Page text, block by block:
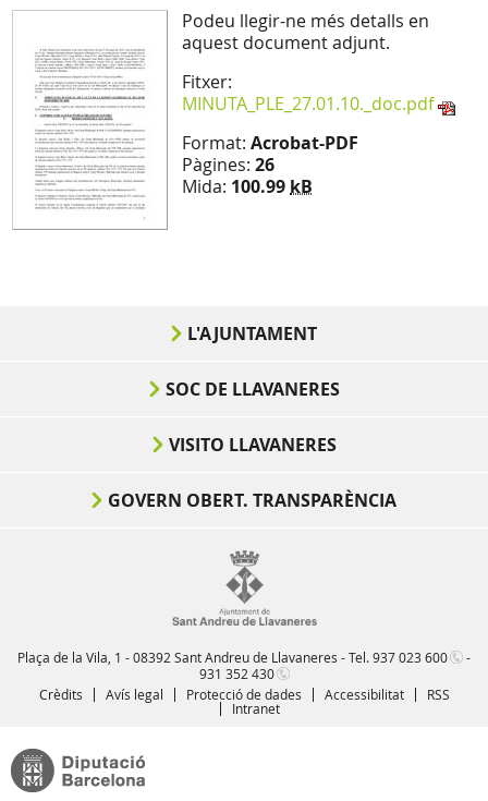
Podeu llegir-ne més detalls en
aquest document adjunt.
Fitxer:
MINUTA_PLE_27.01.10._doc.pdf
Format: Acrobat-PDF
Pàgines: 26
Mida: 100.99 kB
L'AJUNTAMENT
SOC DE LLAVANERES
VISITO LLAVANERES
GOVERN OBERT. TRANSPARÈNCIA
Plaça de la Vila, 1 - 08392 Sant Andreu de Llavaneres - Tel.937 023 600
-
931 352 430
Crèdits
Avís legal Protecció de dades Accessibilitat
RSS
Intranet